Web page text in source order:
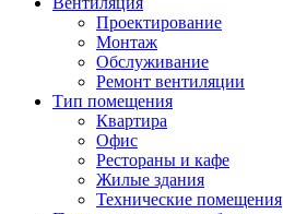
Проектирование
Монтаж
Обслуживание
Ремонт вентиляции
Тип помещения
Квартира
Офис
Рестораны и кафе
Жилые здания
Технические помещения